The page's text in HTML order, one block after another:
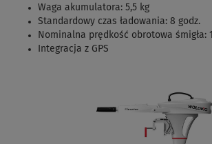
Waga akumulatora: 5,5 kg
Standardowy czas ładowania: 8 godz.
Nominalna prędkość obrotowa śmigła:
Integracja z GPS